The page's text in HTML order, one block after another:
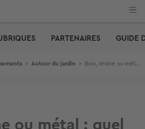
PARTENAIRES GUIDE
> Autour du jardin > Bois, résine ou métal : quel matériau de salon de jardin demande le moins d'entretien ?